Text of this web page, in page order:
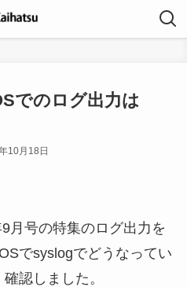
でのログ出力は
10月18日
月号の特集のログ出力を
でsyslogでどうなってい
認しました。